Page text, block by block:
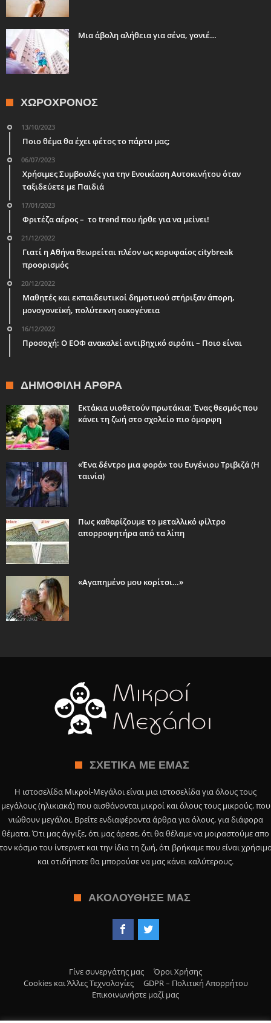
Μια άβολη αλήθεια για σένα, γονιέ…
ΧΩΡΟΧΡΌΝΟΣ
13/10/2023
Ποιο θέμα θα έχει φέτος το πάρτυ μας;
06/07/2023
Χρήσιμες Συμβουλές για την Ενοικίαση Αυτοκινήτου όταν
ταξιδεύετε με Παιδιά
17/01/2023
Φριτέζα αέρος – το trend που ήρθε για να μείνει!
21/12/2022
Γιατί η Αθήνα θεωρείται πλέον ως κορυφαίος citybreak
προορισμός
20/12/2022
Μαθητές και εκπαιδευτικοί δημοτικού στήριξαν άπορη,
μονογονεϊκή, πολύτεκνη οικογένεια
16/12/2022
Προσοχή: Ο ΕΟΦ ανακαλεί αντιβηχικό σιρόπι – Ποιο είναι
ΔΗΜΟΦΙΛΉ ΆΡΘΡΑ
Εκτάκια υιοθετούν πρωτάκια: Ένας θεσμός που
κάνει τη ζωή στο σχολείο πιο όμορφη
«Ένα δέντρο μια φορά» του Ευγένιου Τριβιζά (Η
ταινία)
Πως καθαρίζουμε το μεταλλικό φίλτρο
απορροφητήρα από τα λίπη
«Αγαπημένο μου κορίτσι…»
ΣΧΕΤΙΚΆ ΜΕ ΕΜΆΣ
Η ιστοσελίδα Μικροί-Μεγάλοι είναι μια ιστοσελίδα για όλους τους
μεγάλους (ηλικιακά) που αισθάνονται μικροί και όλους τους μικρούς, που
νιώθουν μεγάλοι. Βρείτε ενδιαφέροντα άρθρα για όλους, για διάφορα
θέματα. Ότι μας άγγιξε, ότι μας άρεσε, ότι θα θέλαμε να μοιραστούμε απο
κόσμο του ίντερνετ και την ίδια τη ζωή, ότι βρήκαμε που είναι
και οτιδήποτε θα μπορούσε να μας κάνει καλύτερους.
ΑΚΟΛΟΎΘΗΣΕ ΜΑΣ
Γίνε συνεργάτης μας
Όροι Χρήσης
Cookies και Άλλες Τεχνολογίες
GDPR – Πολιτική Απορρήτου
Επικοινωνήστε μαζί μας